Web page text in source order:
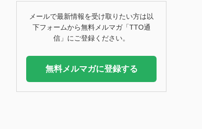
メールで最新情報を受け取りたい方は以
下フォームから無料メルマガ「TTO通
信」にご登録ください。
無料メルマガに登録する